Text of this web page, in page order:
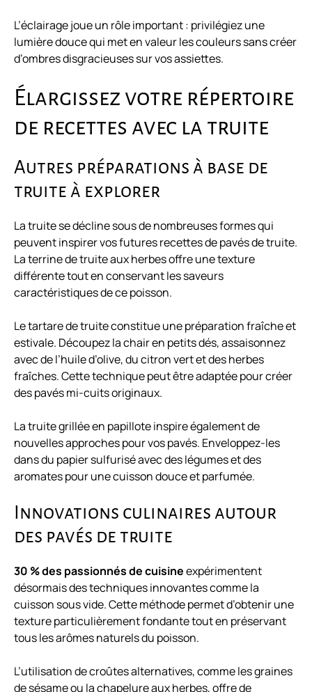
L’éclairage joue un rôle important : privilégiez une
lumière douce qui met en valeur les couleurs sans créer
d’ombres disgracieuses sur vos assiettes.
Élargissez votre répertoire
de recettes avec la truite
Autres préparations à base de
truite à explorer
La truite se décline sous de nombreuses formes qui
peuvent inspirer vos futuresrecettes de pavés de truite.
La terrine de truite aux herbes offre une texture
différente tout en conservant les saveurs
caractéristiques de ce poisson.
Le tartare de truite constitue une préparation fraîche et
estivale. Découpez la chair en petits dés, assaisonnez
avec de l’huile d’olive, du citron vert et des herbes
fraîches. Cette technique peut être adaptée pour créer
des pavés mi-cuits originaux.
La truite grillée en papillote inspire également de
nouvelles approches pour vos pavés. Enveloppez-les
dans du papier sulfurisé avec des légumes et des
aromates pour une cuisson douce et parfumée.
Innovations culinaires autour
des pavés de truite
30 % des passionnés de cuisineexpérimentent
désormais des techniques innovantes comme la
cuisson sous vide. Cette méthode permet d’obtenir une
texture particulièrement fondante tout en préservant
tous les arômes naturels du poisson.
L’utilisation de croûtes alternatives, comme les graines
de sésame ou la chapelure aux herbes, offre de